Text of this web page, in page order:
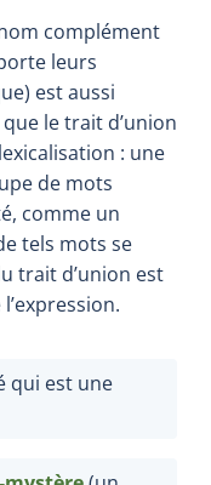
complément
leurs
est aussi
le trait d’union
: une
de mots
comme un
tels mots se
trait d’union est
qui est une